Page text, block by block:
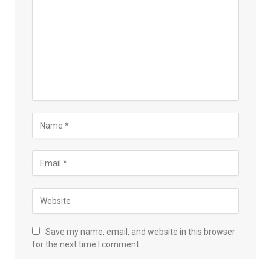
Save my name, email, and website in this browser
for the next time I comment.